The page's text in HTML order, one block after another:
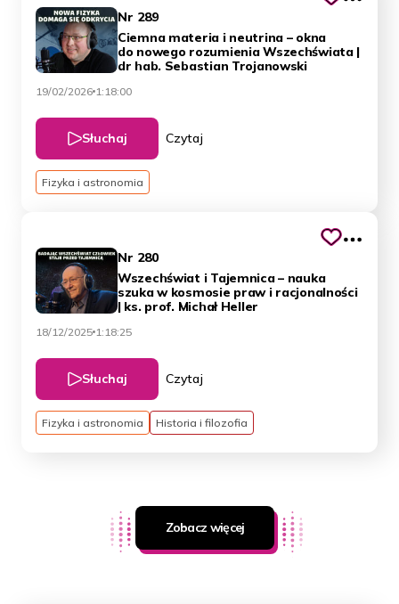
Nr 289
Ciemna materia i neutrina – okna
do nowego rozumienia Wszechświata |
dr hab. Sebastian Trojanowski
19/02/2026 1:18:00
Słuchaj Czytaj
Fizyka i astronomia
Nr 280
Wszechświat i Tajemnica – nauka
szuka w kosmosie praw i racjonalności
| ks. prof. Michał Heller
18/12/2025 1:18:25
Słuchaj Czytaj
Fizyka i astronomia Historia i filozofia
Zobacz więcej